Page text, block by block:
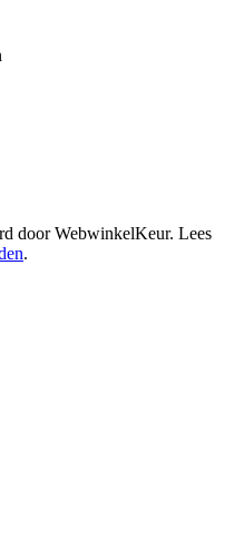
doorWebwinkelKeur. Lees
.